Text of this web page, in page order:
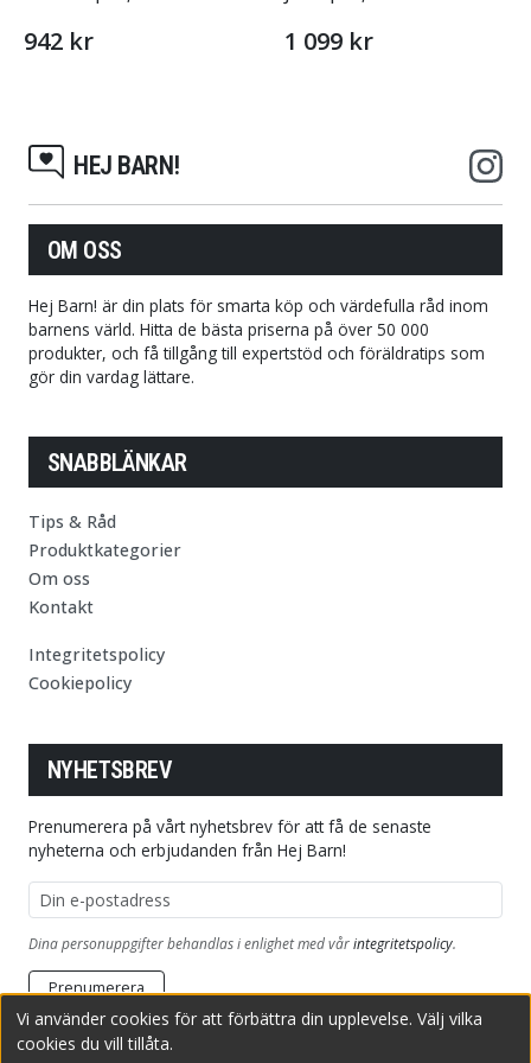
942 kr 1 099 kr
HEJ BARN!
OM OSS
Hej Barn! är din plats för smarta köp och värdefulla råd inom
barnens värld. Hitta de bästa priserna på över 50 000
produkter, och få tillgång till expertstöd och föräldratips som
gör din vardag lättare.
SNABBLÄNKAR
Tips & Råd
Produktkategorier
Om oss
Kontakt
Integritetspolicy
Cookiepolicy
NYHETSBREV
Prenumerera på vårt nyhetsbrev för att få de senaste
nyheterna och erbjudanden från Hej Barn!
E-postadress
Dina personuppgifter behandlas i enlighet med vårintegritetspolicy.
Prenumerera
Vi använder cookies för att förbättra din upplevelse. Välj vilka
cookies du vill tillåta.